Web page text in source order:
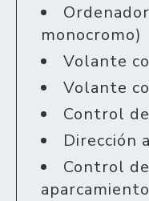
monocromo)
Volante
Volante
Control
Dirección
Control